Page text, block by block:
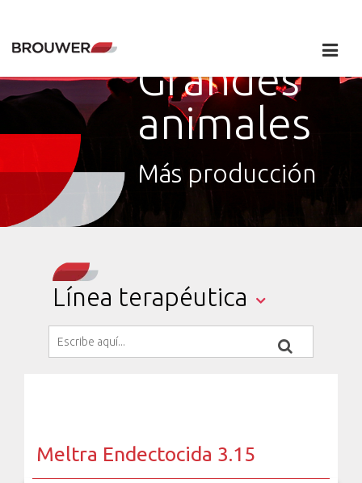
Grandes
animales
Más producción
Línea terapéutica
Meltra Endectocida 3.15